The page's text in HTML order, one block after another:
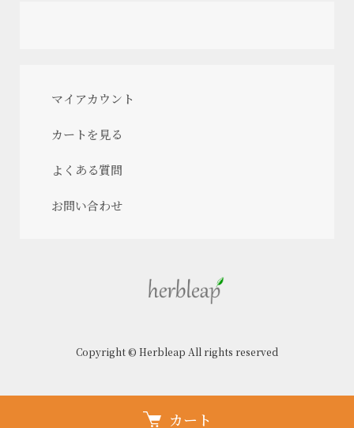
カート
マイアカウント
カートを見る
よくある質問
お問い合わせ
Copyright © Herbleap All rights reserved